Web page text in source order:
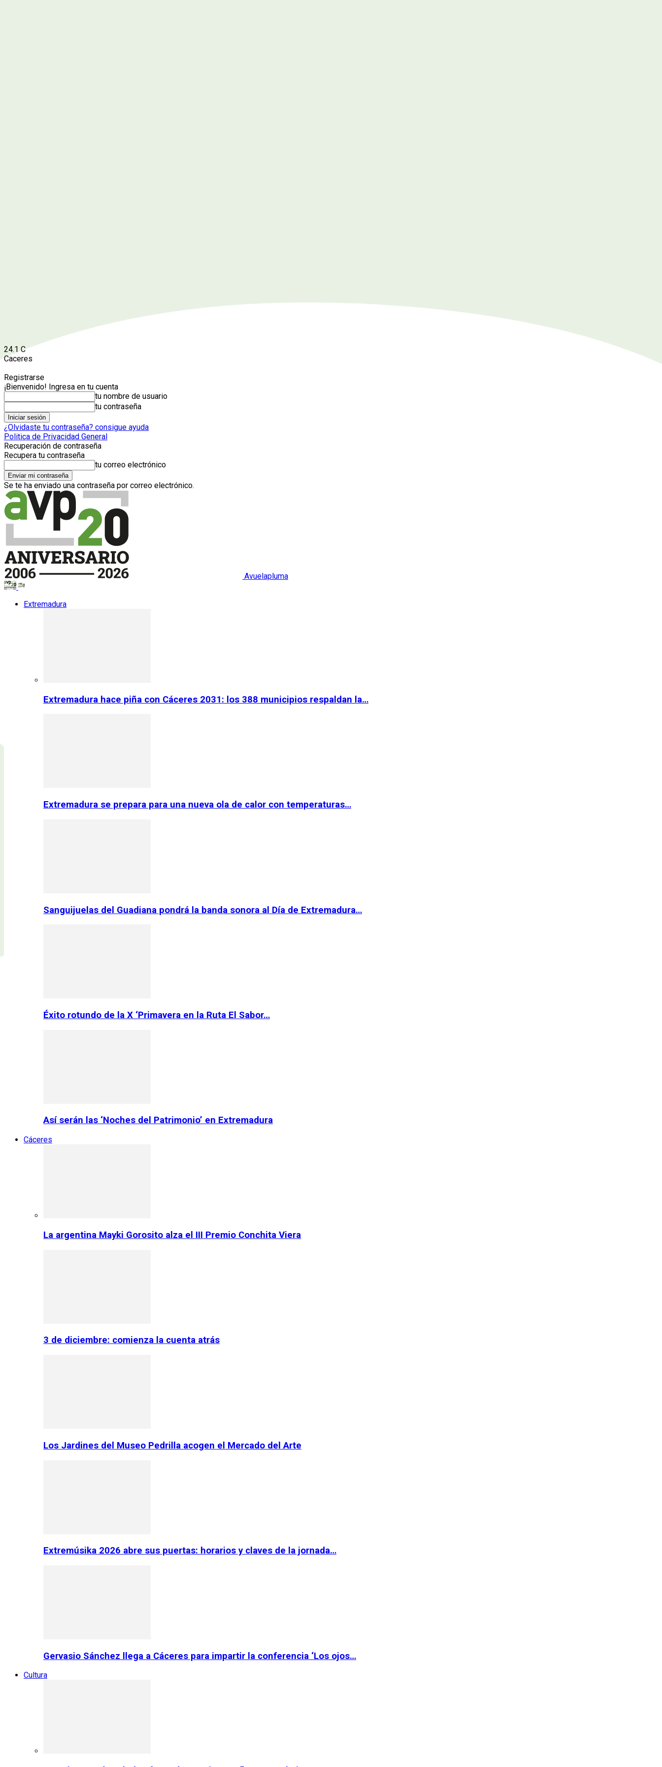
24.1 C
Caceres
Registrarse
¡Bienvenido! Ingresa en tu cuenta
tu nombre de usuario
tu contraseña
¿Olvidaste tu contraseña? consigue ayuda
Politica de Privacidad General
Recuperación de contraseña
Recupera tu contraseña
tu correo electrónico
Se te ha enviado una contraseña por correo electrónico.
Avuelapluma
Extremadura
Extremadura hace piña con Cáceres 2031: los 388 municipios respaldan la…
Extremadura se prepara para una nueva ola de calor con temperaturas…
Sanguijuelas del Guadiana pondrá la banda sonora al Día de Extremadura…
Éxito rotundo de la X ‘Primavera en la Ruta El Sabor…
Así serán las ‘Noches del Patrimonio’ en Extremadura
Cáceres
La argentina Mayki Gorosito alza el III Premio Conchita Viera
3 de diciembre: comienza la cuenta atrás
Los Jardines del Museo Pedrilla acogen el Mercado del Arte
Extremúsika 2026 abre sus puertas: horarios y claves de la jornada…
Gervasio Sánchez llega a Cáceres para impartir la conferencia ‘Los ojos…
Cultura